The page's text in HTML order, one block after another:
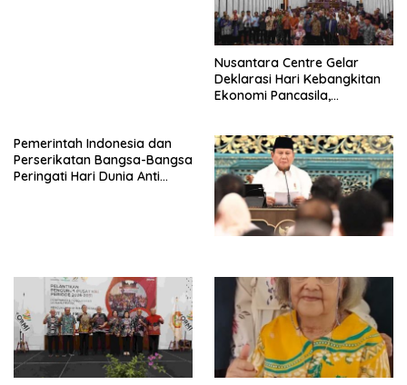
Nusantara Centre Gelar
Deklarasi Hari Kebangkitan
Ekonomi Pancasila,
Penjajahan (Pergolakan
Ekonomi Politik Indonesia) &
Simposium Nasional “Urgensi
Undang-Undang
Perekonomian Nasional dan
Kesejahteraan Sosial dalam
Pemerintah Indonesia dan
Perserikatan Bangsa-Bangsa
Peringati Hari Dunia Anti